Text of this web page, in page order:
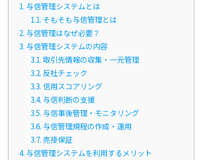
1. 与信管理システムとは
1.1. そもそも与信管理とは
2. 与信管理はなぜ必要？
3. 与信管理システムの内容
3.1.取引先情報の収集・一元管理
3.2. 反社チェック
3.3.信用スコアリング
3.4. 与信判断の支援
3.5. 与信事後管理・モニタリング
3.6. 与信管理規程の作成・運用
3.7.売掛保証
4. 与信管理システムを利用するメリット